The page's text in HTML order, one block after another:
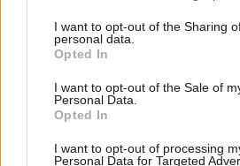
I want to opt-out of the Sharing
personal data.
Opted In
I want to opt-out of the Sale of
Personal Data.
Opted In
I want to opt-out of processing
Personal Data for Targeted
τις φήμες
story στο
κυκλοφορούν